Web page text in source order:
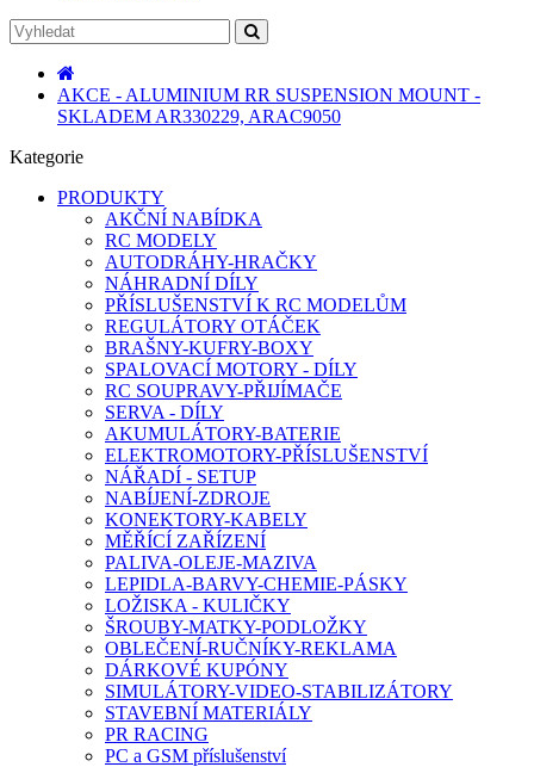
AKCE - ALUMINIUM RR SUSPENSION MOUNT -
SKLADEM AR330229, ARAC9050
Kategorie
PRODUKTY
AKČNÍ NABÍDKA
RC MODELY
AUTODRÁHY-HRAČKY
NÁHRADNÍ DÍLY
PŘÍSLUŠENSTVÍ K RC MODELŮM
REGULÁTORY OTÁČEK
BRAŠNY-KUFRY-BOXY
SPALOVACÍ MOTORY - DÍLY
RC SOUPRAVY-PŘIJÍMAČE
SERVA - DÍLY
AKUMULÁTORY-BATERIE
ELEKTROMOTORY-PŘÍSLUŠENSTVÍ
NÁŘADÍ - SETUP
NABÍJENÍ-ZDROJE
KONEKTORY-KABELY
MĚŘÍCÍ ZAŘÍZENÍ
PALIVA-OLEJE-MAZIVA
LEPIDLA-BARVY-CHEMIE-PÁSKY
LOŽISKA - KULIČKY
ŠROUBY-MATKY-PODLOŽKY
OBLEČENÍ-RUČNÍKY-REKLAMA
DÁRKOVÉ KUPÓNY
SIMULÁTORY-VIDEO-STABILIZÁTORY
STAVEBNÍ MATERIÁLY
PR RACING
PC a GSM příslušenství